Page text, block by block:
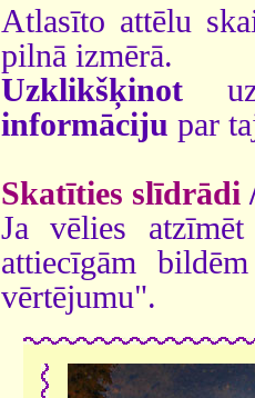
Atlasīto attēlu
pilnā izmērā.
Uzklikšķinot
informāciju par
Skatīties slīdrādi
Ja vēlies
attiecīgām
vērtējumu".